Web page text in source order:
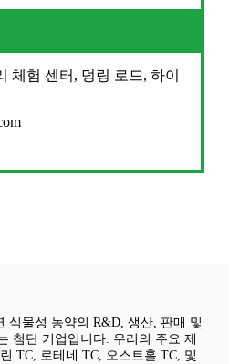
체험 센터, 덩링 로드, 하이
식물성 농약의 R&D, 생산, 판매 및
첨단 기업입니다. 우리의 주요 제
TC, 로테네 TC, 오스트홀 TC, 및